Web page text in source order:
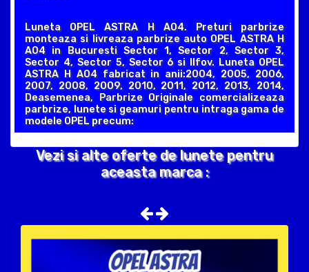
Luneta OPEL ASTRA H A04. Preturi parbrize
monteaza si livreaza parbrize auto OPEL ASTRA H
A04 in Bucuresti Sector 1, Sector 2, Sector 3,
Sector 4, Sector 5, Sector 6 si Ilfov. Luneta OPEL
ASTRA H A04 fabricat in anii:2004, 2005, 2006,
2007, 2008, 2009, 2010, 2011, 2012, 2013, 2014,
Deasemenea, Parbrize Originale comercializeaza
parbrize, lunete si geamuri pentru intraga gama de
modele OPEL precum:
Vezi si alte oferte de lunete pentru
aceasta marca :